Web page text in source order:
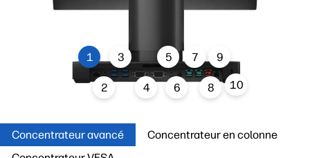
1
2
3
4
5
6
7
8
9
10
Concentrateur avancé
Concentrateur en colonne